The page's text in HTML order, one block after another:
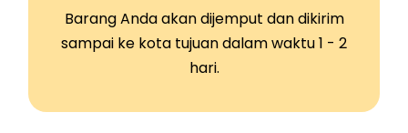
Barang Anda akan dijemput dan dikirim
sampai ke kota tujuan dalam waktu 1 - 2
hari.